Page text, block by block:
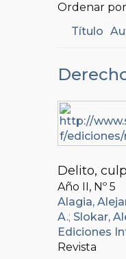
Ordenar
Título
Delito,
Año II, Nº 5
Alagia,
A.; Slokar,
Ediciones
Revista